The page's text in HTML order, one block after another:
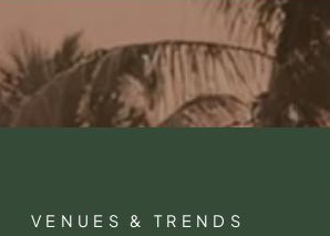
VENUES & TRENDS